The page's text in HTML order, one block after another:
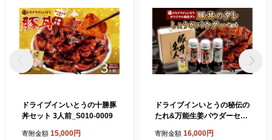
熱を注ぐ方々の熱い想いは、下のアイスホッケー写真をクリック
してください☆ 【お問い合わせについて】 北海道清水町ふるさと
納税サポート室 ＴＥＬ：050‐3100-1723 ＭＡＩＬ：support@shimiz
u.furusato-lg.jp 受付時間：午前9時～午後6時（土・日・祝除く）
※GW、年末年始は休業となります
ドライブインいとうの十勝豚
丼セット 3人前_S010-0009
寄附金額 15,000円
ドライブインいとうの秘伝の
たれ&万能生姜パウダーセッ
寄附金額 16,000円